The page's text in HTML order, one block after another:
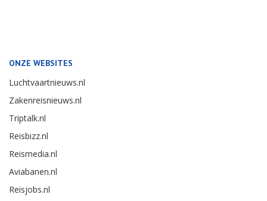
ONZE WEBSITES
Luchtvaartnieuws.nl
Zakenreisnieuws.nl
Triptalk.nl
Reisbizz.nl
Reismedia.nl
Aviabanen.nl
Reisjobs.nl